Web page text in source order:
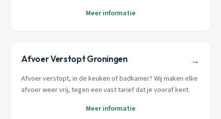
Meer informatie
Afvoer Verstopt Groningen →
Afvoer verstopt, in de keuken of badkamer? Wij maken elke
afvoer weer vrij, tegen een vast tarief dat je vooraf kent.
Meer informatie